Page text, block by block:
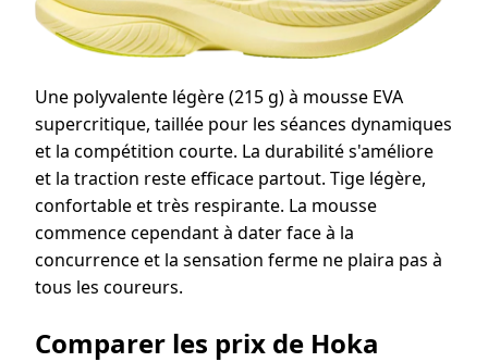
Une polyvalente légère (215 g) à mousse EVA
supercritique, taillée pour les séances dynamiques
et la compétition courte. La durabilité s'améliore
et la traction reste efficace partout. Tige légère,
confortable et très respirante. La mousse
commence cependant à dater face à la
concurrence et la sensation ferme ne plaira pas à
tous les coureurs.
Comparer les prix de Hoka